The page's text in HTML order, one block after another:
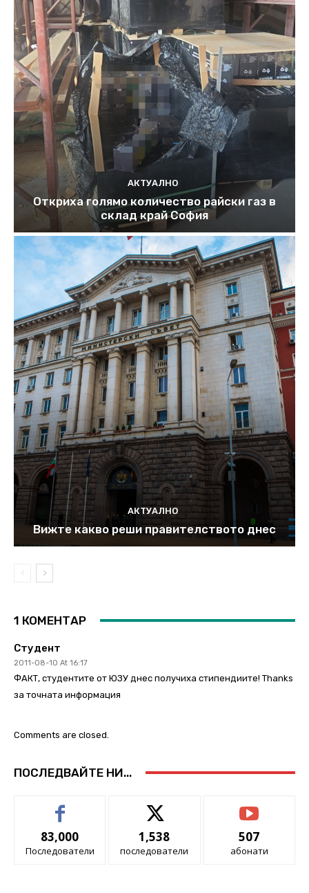
АКТУАЛНО
Откриха голямо количество райски газ в
склад край София
АКТУАЛНО
Вижте какво реши правителството днес
1 КОМЕНТАР
Студент
2011-08-10 At 16:17
ФАКТ, студентите от ЮЗУ днес получиха стипендиите! Thanks
за точната информация
Comments are closed.
ПОСЛЕДВАЙТЕ НИ...
83,000
Последователи
1,538
последователи
507
абонати